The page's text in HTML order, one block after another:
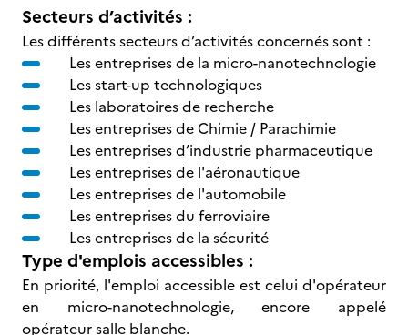
Secteurs d’activités :
Les différents secteurs d’activités concernés sont :
Les entreprises de la micro-nanotechnologie
Les start-up technologiques
Les laboratoires de recherche
Les entreprises de Chimie / Parachimie
Les entreprises d’industrie pharmaceutique
Les entreprises de l'aéronautique
Les entreprises de l'automobile
Les entreprises du ferroviaire
Les entreprises de la sécurité
Type d'emplois accessibles :
En priorité, l'emploi accessible est celui d'opérateur
en micro-nanotechnologie, encore appelé
opérateur salle blanche.